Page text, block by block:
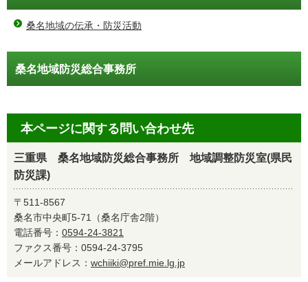
桑名地域の伝承・防災活動
桑名地域防災総合事務所
本ページに関する問い合わせ先
三重県 桑名地域防災総合事務所 地域調整防災室(県民
防災課)
〒511-8567
桑名市中央町5-71（桑名庁舎2階）
電話番号： 0594-24-3821
ファクス番号：0594-24-3795
メールアドレス： wchiiki@pref.mie.lg.jp